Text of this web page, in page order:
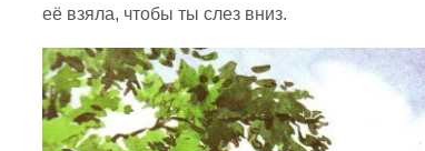
её взяла, чтобы ты слез вниз.